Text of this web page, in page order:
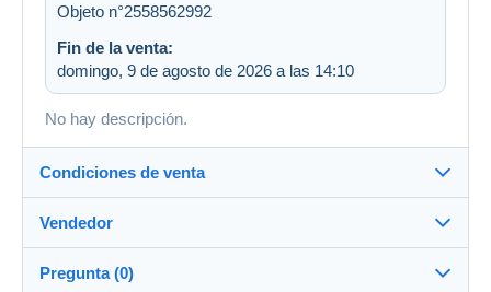
Objeto n°2558562992
Fin de la venta:
domingo, 9 de agosto de 2026 a las 14:10
No hay descripción.
Condiciones de venta
Destino:
Ver la lista de países
Vendedor
Pregunta (0)